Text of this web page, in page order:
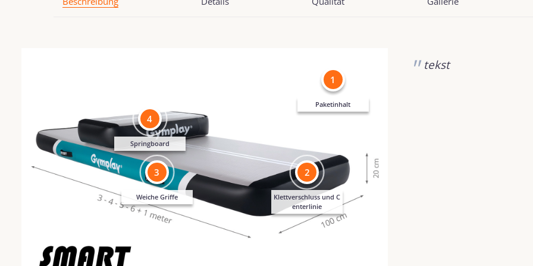
Paketinhalt
1
Klettverschluss und C
enterlinie
2
Weiche Griffe
3
Springboard
4
tekst